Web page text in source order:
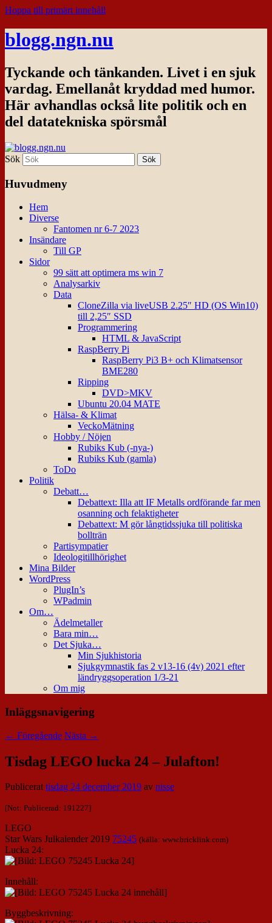
Hoppa till primärt innehåll
blogg.ngn.nu
Tyckande och tänkanden. Livet i en sjuk
vardag. Emellanåt kryddad med humor.
Här avhandlas också lite politik och en
del datatekniska spörsmål
Sök
Huvudmeny
Hem
Diverse
Fantomen nr 6-7 2023
Insändare
Till GP
Sidor
99 sätt att optimera ms win 7
Analysarkiv
Data
CloneZilla via liveUSB 2.25″ HD (OS Win10)
till 2,25″ SSD
Programmering
HTML & JavaScript
RaspBerry Pi
RaspBerry Pi3 B+ och Klimatsensor
BME280
Ripping
DVD>MKV
Ubuntu 20.04 MATE
Hälsa- & Klimat
VeckoMätning
Hobby / Nöjen
Rubiks Kub (-nya-)
Rubiks Kub (gamla)
ToDo
Politik
Debatt…
Debattext: Illa att IF Metalls ordförande far men
osanning och felaktigheter
Debattext: M gör långtidssjuka till politiska
bollträn
Partisympatier
Ideologitillhörighet
Mina Bilder
WordPress
PlugIn’s
WPadmin
Om…
Ädelmetaller
Bara min…
Det Sjuka…
Min Sjukhistoria
Sjukgymnastik fas 2 v13-16 (4v) 2021 efter
ländryggsoperation 1/3-21
Om mig
Inläggsnavigering
← Föregående Nästa →
Tisdag LEGO lucka 24 – Julafton!
Publicerattisdag 24 december 2019 av nisse
[Not: Publicerad: 191227]
LEGO
Star Wars Julkalender 2019 75245 (källa: www.bricklink.com)
Lucka 24:
Innehåll:
Byggbeskrivning: